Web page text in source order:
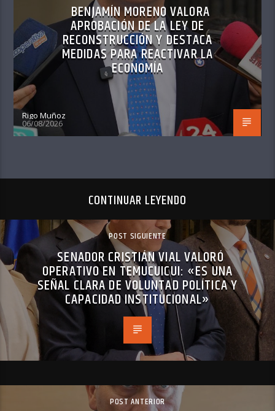
BENJAMÍN MORENO VALORA
APROBACIÓN DE LA LEY DE
RECONSTRUCCIÓN Y DESTACA
MEDIDAS PARA REACTIVAR LA
ECONOMÍA
Rigo Muñoz
06/08/2026
CONTINUAR LEYENDO
POST SIGUIENTE
SENADOR CRISTIÁN VIAL VALORÓ
OPERATIVO EN TEMUCUICUI: «ES UNA
SEÑAL CLARA DE VOLUNTAD POLÍTICA Y
CAPACIDAD INSTITUCIONAL»
POST ANTERIOR